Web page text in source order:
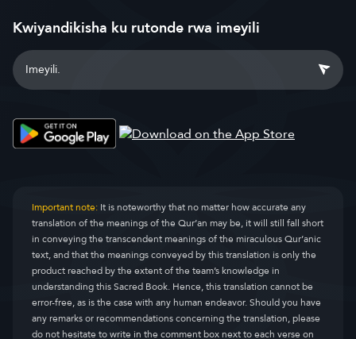
Kwiyandikisha ku rutonde rwa imeyili
Important note:It is noteworthy that no matter how accurate any
translation of the meanings of the Qur’an may be, it will still fall short
in conveying the transcendent meanings of the miraculous Qur’anic
text, and that the meanings conveyed by this translation is only the
product reached by the extent of the team’s knowledge in
understanding this Sacred Book. Hence, this translation cannot be
error-free, as is the case with any human endeavor. Should you have
any remarks or recommendations concerning the translation, please
do not hesitate to write in the comment box next to each verse on